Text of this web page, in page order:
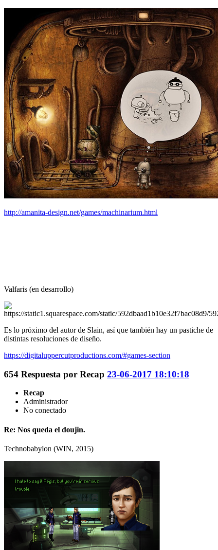
http://amanita-design.net/games/machinarium.html
Valfaris (en desarrollo)
Es lo próximo del autor de Slain, así que también hay un pastiche de
distintas resoluciones de diseño.
https://digitaluppercutproductions.com/#games-section
654 Respuesta por Recap 23-06-2017 18:10:18
Recap
Administrador
No conectado
Re: Nos queda el doujin.
Technobabylon (WIN, 2015)